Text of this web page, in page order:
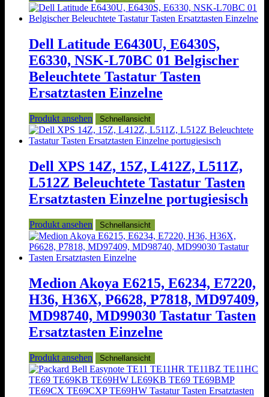
Dell Latitude E6430U, E6430S,
E6330, NSK-L70BC 01 Belgischer
Beleuchtete Tastatur Tasten
Ersatztasten Einzelne
Produkt ansehen Schnellansicht
Dell XPS 14Z, 15Z, L412Z, L511Z,
L512Z Beleuchtete Tastatur Tasten
Ersatztasten Einzelne portugiesisch
Produkt ansehen Schnellansicht
Medion Akoya E6215, E6234, E7220,
H36, H36X, P6628, P7818, MD97409,
MD98740, MD99030 Tastatur Tasten
Ersatztasten Einzelne
Produkt ansehen Schnellansicht